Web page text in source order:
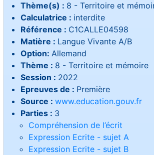
Thème(s) : 8 - Territoire et
Calculatrice : interdite
Référence : C1CALLE04598
Matière : Langue Vivante A/B
Option: Allemand
Thème : 8 - Territoire et mémoire
Session : 2022
Epreuves de : Première
Source : www.education.gouv.fr
Parties : 3
Compréhension de l’écrit
Expression Ecrite - sujet A
Expression Ecrite - sujet B